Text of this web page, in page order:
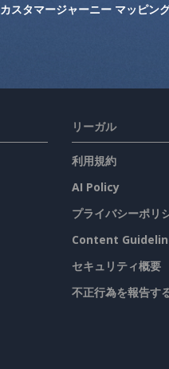
カスタマージャーニー マッピン
リーガル
利用規約
AI Policy
プライバシーポリ
Content
セキュリティ概要
不正行為を報告す